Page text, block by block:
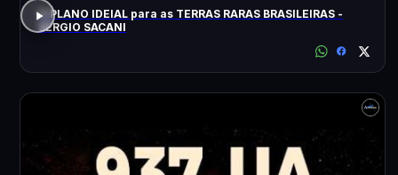
O PLANO IDEIAL para as TERRAS RARAS BRASILEIRAS -
SÉRGIO SACANI